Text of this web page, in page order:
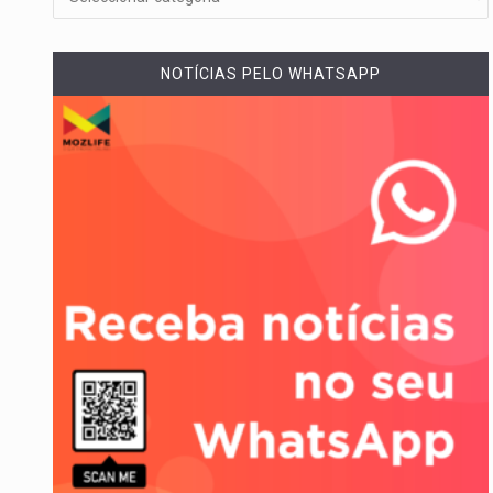
A cidade de Bunia, capital da
O pagamento marca o
O programa, cuja
A nova legislação
O Departamento de Estado
A final coloca frente a frente
NOTÍCIAS PELO WHATSAPP